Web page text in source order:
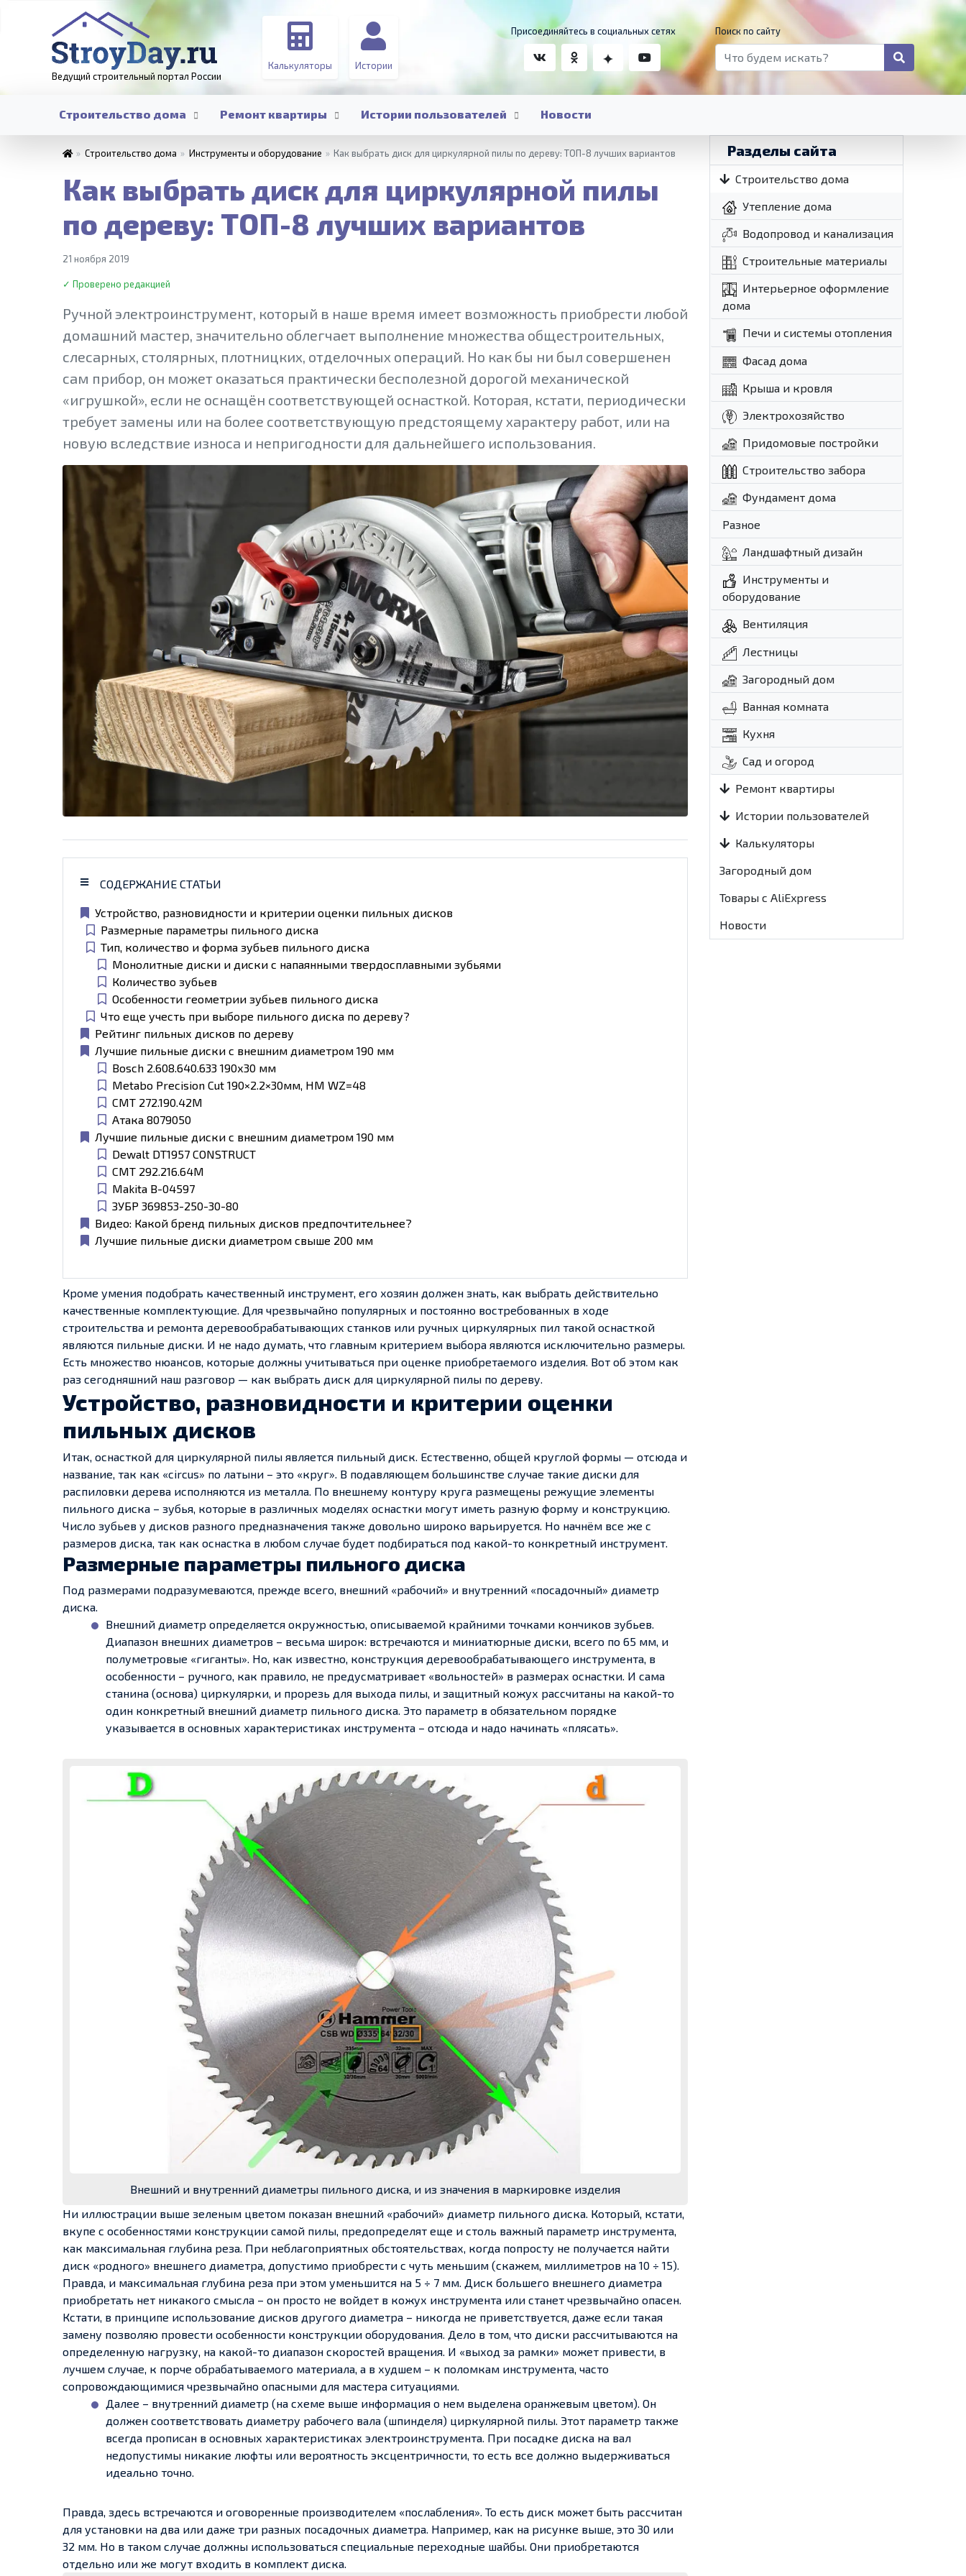
Ведущий строительный портал России
Калькуляторы Истории
Присоединяйтесь в социальных сетях Поиск по сайту
Строительство дома Ремонт квартиры Истории пользователей Новости
» Строительство дома » Инструменты и оборудование » Как выбрать диск для циркулярной пилы по дереву: ТОП-8 лучших вариантов
Как выбрать диск для циркулярной пилы
по дереву: ТОП-8 лучших вариантов
21 ноября 2019
✓ Проверено редакцией
Ручной электроинструмент, который в наше время имеет возможность приобрести любой
домашний мастер, значительно облегчает выполнение множества общестроительных,
слесарных, столярных, плотницких, отделочных операций. Но как бы ни был совершенен
сам прибор, он может оказаться практически бесполезной дорогой механической
«игрушкой», если не оснащён соответствующей оснасткой. Которая, кстати, периодически
требует замены или на более соответствующую предстоящему характеру работ, или на
новую вследствие износа и непригодности для дальнейшего использования.
СОДЕРЖАНИЕ СТАТЬИ
Устройство, разновидности и критерии оценки пильных дисков
Размерные параметры пильного диска
Тип, количество и форма зубьев пильного диска
Монолитные диски и диски с напаянными твердосплавными зубьями
Количество зубьев
Особенности геометрии зубьев пильного диска
Что еще учесть при выборе пильного диска по дереву?
Рейтинг пильных дисков по дереву
Лучшие пильные диски с внешним диаметром 190 мм
Bosch 2.608.640.633 190х30 мм
Metabo Precision Cut 190×2.2×30мм, HM WZ=48
CMT 272.190.42M
Атака 8079050
Лучшие пильные диски с внешним диаметром 190 мм
Dewalt DT1957 CONSTRUCT
CMT 292.216.64M
Makita B-04597
ЗУБР 369853-250-30-80
Видео: Какой бренд пильных дисков предпочтительнее?
Лучшие пильные диски диаметром свыше 200 мм
Кроме умения подобрать качественный инструмент, его хозяин должен знать, как выбрать действительно
качественные комплектующие. Для чрезвычайно популярных и постоянно востребованных в ходе
строительства и ремонта деревообрабатывающих станков или ручных циркулярных пил такой оснасткой
являются пильные диски. И не надо думать, что главным критерием выбора являются исключительно размеры.
Есть множество нюансов, которые должны учитываться при оценке приобретаемого изделия. Вот об этом как
раз сегодняшний наш разговор — как выбрать диск для циркулярной пилы по дереву.
Устройство, разновидности и критерии оценки
пильных дисков
Итак, оснасткой для циркулярной пилы является пильный диск. Естественно, общей круглой формы — отсюда и
название, так как «circus» по латыни – это «круг». В подавляющем большинстве случае такие диски для
распиловки дерева исполняются из металла. По внешнему контуру круга размещены режущие элементы
пильного диска – зубья, которые в различных моделях оснастки могут иметь разную форму и конструкцию.
Число зубьев у дисков разного предназначения также довольно широко варьируется. Но начнём все же с
размеров диска, так как оснастка в любом случае будет подбираться под какой-то конкретный инструмент.
Размерные параметры пильного диска
Под размерами подразумеваются, прежде всего, внешний «рабочий» и внутренний «посадочный» диаметр
диска.
Внешний диаметр определяется окружностью, описываемой крайними точками кончиков зубьев.
Диапазон внешних диаметров – весьма широк: встречаются и миниатюрные диски, всего по 65 мм, и
полуметровые «гиганты». Но, как известно, конструкция деревообрабатывающего инструмента, в
особенности – ручного, как правило, не предусматривает «вольностей» в размерах оснастки. И сама
станина (основа) циркулярки, и прорезь для выхода пилы, и защитный кожух рассчитаны на какой-то
один конкретный внешний диаметр пильного диска. Это параметр в обязательном порядке
указывается в основных характеристиках инструмента – отсюда и надо начинать «плясать».
Внешний и внутренний диаметры пильного диска, и из значения в маркировке изделия
Ни иллюстрации выше зеленым цветом показан внешний «рабочий» диаметр пильного диска. Который, кстати,
вкупе с особенностями конструкции самой пилы, предопределят еще и столь важный параметр инструмента,
как максимальная глубина реза. При неблагоприятных обстоятельствах, когда попросту не получается найти
диск «родного» внешнего диаметра, допустимо приобрести с чуть меньшим (скажем, миллиметров на 10 ÷ 15).
Правда, и максимальная глубина реза при этом уменьшится на 5 ÷ 7 мм. Диск большего внешнего диаметра
приобретать нет никакого смысла – он просто не войдет в кожух инструмента или станет чрезвычайно опасен.
Кстати, в принципе использование дисков другого диаметра – никогда не приветствуется, даже если такая
замену позволяю провести особенности конструкции оборудования. Дело в том, что диски рассчитываются на
определенную нагрузку, на какой-то диапазон скоростей вращения. И «выход за рамки» может привести, в
лучшем случае, к порче обрабатываемого материала, а в худшем – к поломкам инструмента, часто
сопровождающимися чрезвычайно опасными для мастера ситуациями.
Далее – внутренний диаметр (на схеме выше информация о нем выделена оранжевым цветом). Он
должен соответствовать диаметру рабочего вала (шпинделя) циркулярной пилы. Этот параметр также
всегда прописан в основных характеристиках электроинструмента. При посадке диска на вал
недопустимы никакие люфты или вероятность эксцентричности, то есть все должно выдерживаться
идеально точно.
Правда, здесь встречаются и оговоренные производителем «послабления». То есть диск может быть рассчитан
для установки на два или даже три разных посадочных диаметра. Например, как на рисунке выше, это 30 или
32 мм. Но в таком случае должны использоваться специальные переходные шайбы. Они приобретаются
отдельно или же могут входить в комплект диска.
Разделы сайта
Строительство дома
Утепление дома
Водопровод и канализация
Строительные материалы
Интерьерное оформление
дома
Печи и системы отопления
Фасад дома
Крыша и кровля
Электрохозяйство
Придомовые постройки
Строительство забора
Фундамент дома
Разное
Ландшафтный дизайн
Инструменты и
оборудование
Вентиляция
Лестницы
Загородный дом
Ванная комната
Кухня
Сад и огород
Ремонт квартиры
Истории пользователей
Калькуляторы
Загородный дом
Товары с AliExpress
Новости